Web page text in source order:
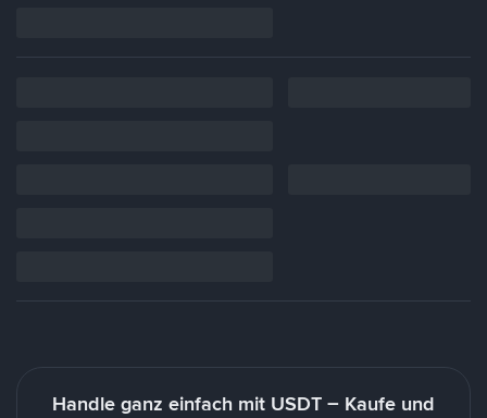
Handle ganz einfach mit USDT – Kaufe und